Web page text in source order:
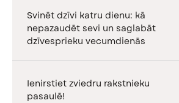
Svinēt dzīvi katru dienu: kā
nepazaudēt sevi un saglabāt
dzīvesprieku vecumdienās
Ienirstiet zviedru rakstnieku
pasaulē!